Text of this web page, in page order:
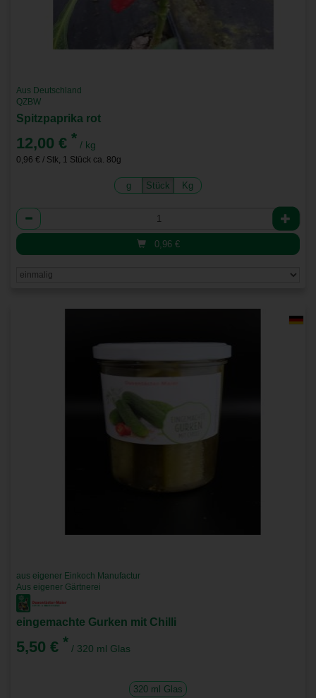
Aus Deutschland
QZBW
Spitzpaprika rot
12,00 € * / kg
0,96 € / Stk, 1 Stück ca. 80g
g Stück Kg
Anzahl
0,96 €
aus eigener Einkoch Manufactur
Aus eigener Gärtnerei
eingemachte Gurken mit Chilli
5,50 € * / 320 ml Glas
320 ml Glas